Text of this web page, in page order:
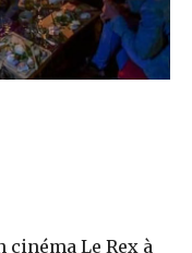
cinéma Le Rex à